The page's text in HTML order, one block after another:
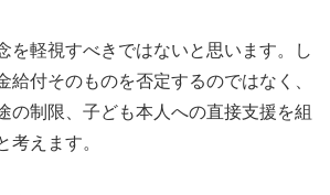
を軽視すべきではないと思います。し
給付そのものを否定するのではなく、
の制限、子ども本人への直接支援を組
考えます。